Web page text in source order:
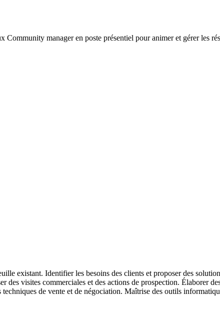
Community manager en poste présentiel pour animer et gérer les
existant. Identifier les besoins des clients et proposer des
des visites commerciales et des actions de prospection. Élaborer
de vente et de négociation. Maîtrise des outils